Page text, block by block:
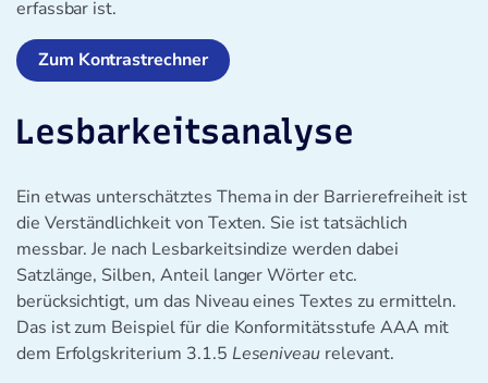
erfassbar ist.
Zum Kontrastrechner
Lesbarkeitsanalyse
Ein etwas unterschätztes Thema in der Barrierefreiheit ist
die Verständlichkeit von Texten. Sie ist tatsächlich
messbar. Je nach Lesbarkeitsindize werden dabei
Satzlänge, Silben, Anteil langer Wörter etc.
berücksichtigt, um das Niveau eines Textes zu ermitteln.
Das ist zum Beispiel für die Konformitätsstufe AAA mit
dem Erfolgskriterium 3.1.5 Leseniveau relevant.